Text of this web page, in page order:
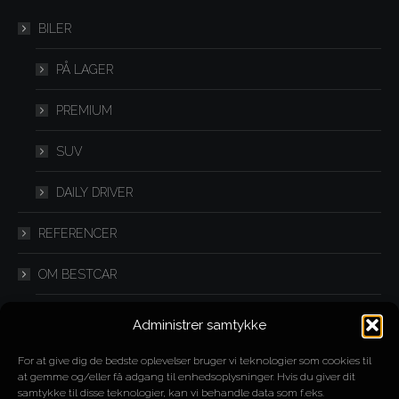
Administrer samtykke
For at give dig de bedste oplevelser bruger vi teknologier som cookies til
at gemme og/eller få adgang til enhedsoplysninger. Hvis du giver dit
samtykke til disse teknologier, kan vi behandle data som f.eks.
windowwindow
BILER
PÅ LAGER
PREMIUM
SUV
DAILY DRIVER
REFERENCER
OM BESTCAR
IMPORT